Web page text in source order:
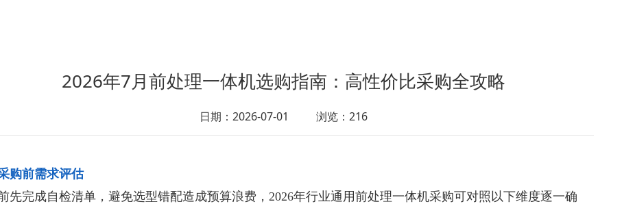
2026年7月前处理一体机选购指南：高性价比采购全攻略
日期：2026-07-01 浏览：216
购前需求评估
先完成自检清单，避免选型错配造成预算浪费，2026年行业通用前处理一体机采购可对照以下维度逐一确